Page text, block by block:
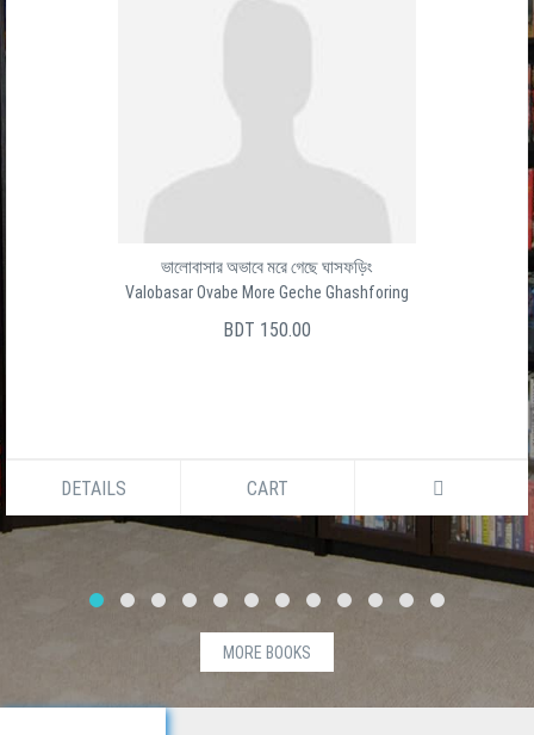
ভালোবাসার অভাবে মরে গেছে ঘাসফড়িং
Valobasar Ovabe More Geche Ghashforing
BDT 150.00
DETAILS CART
MORE BOOKS